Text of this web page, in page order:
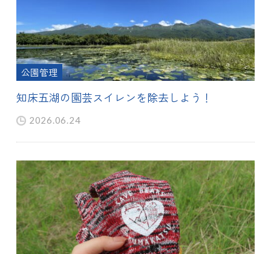
公園管理
知床五湖の園芸スイレンを除去しよう！
2026.06.24